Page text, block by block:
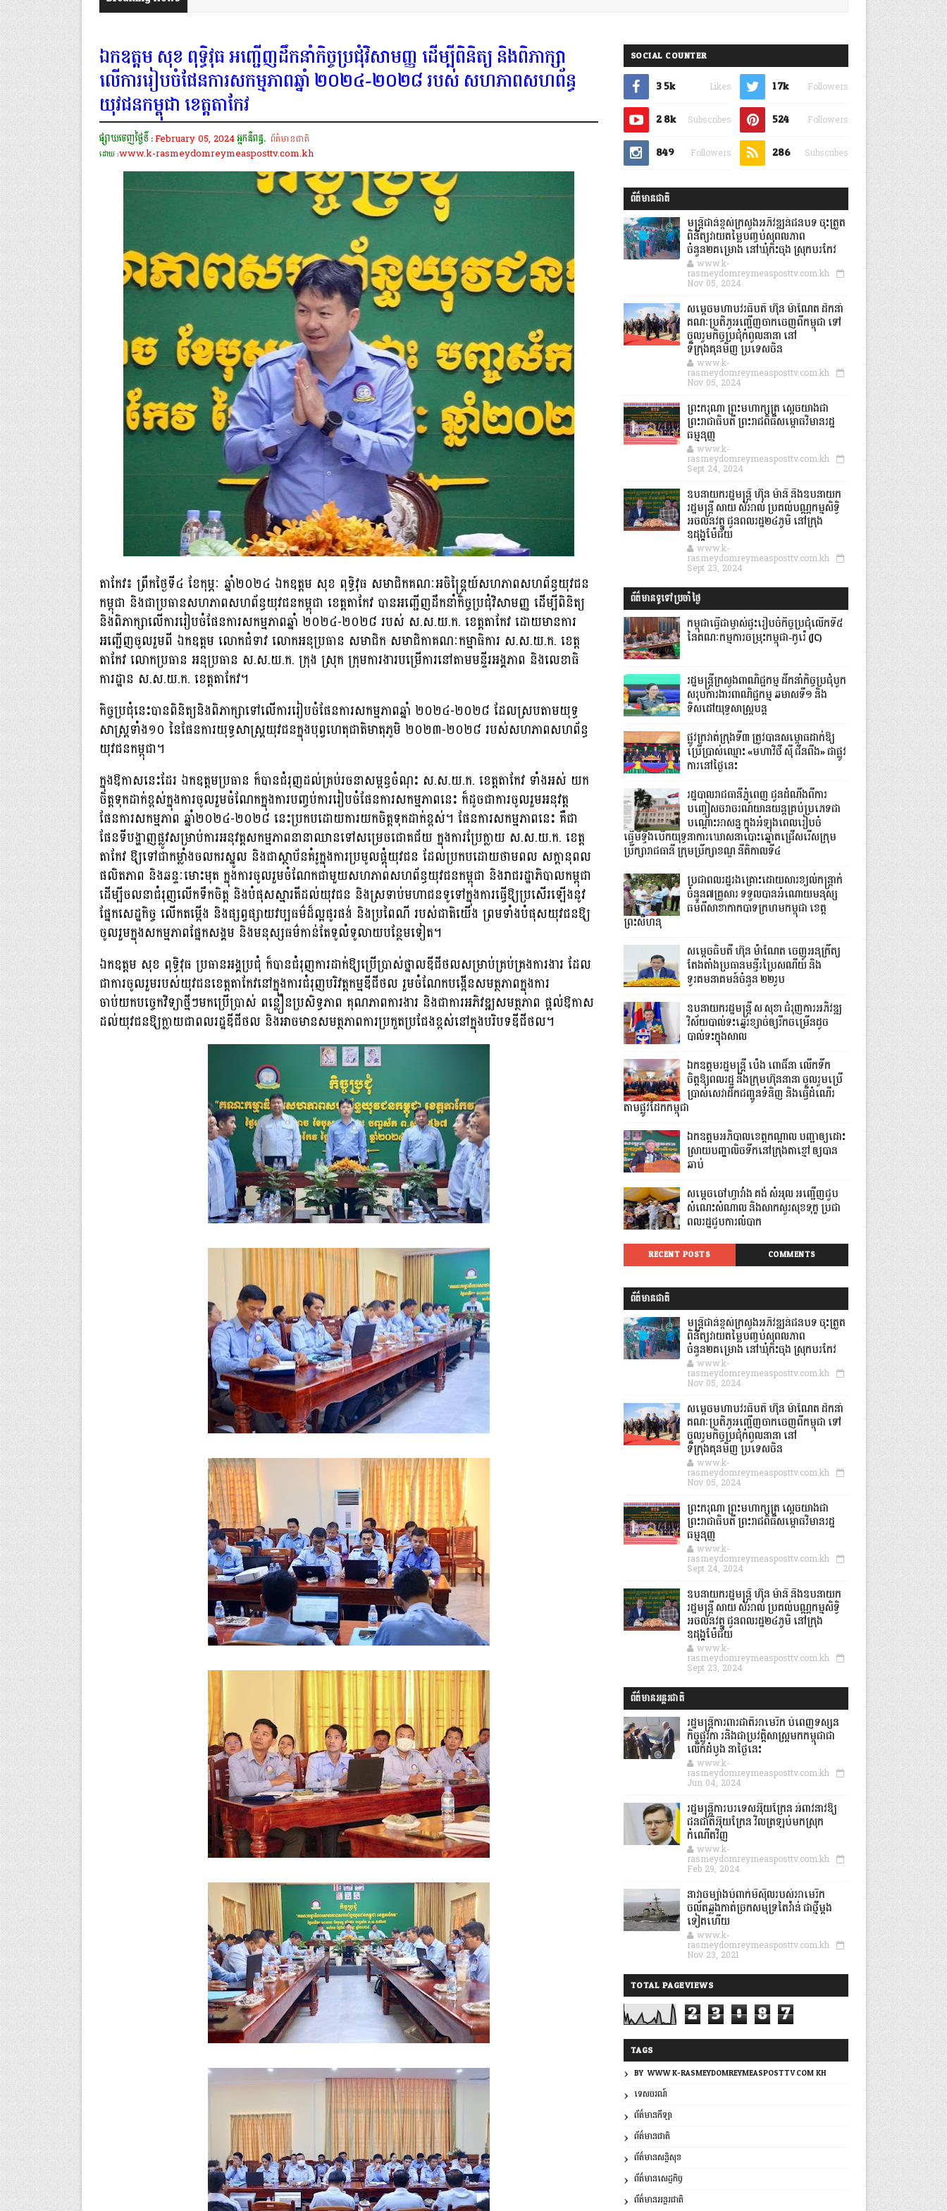
ឯកឧត្ដម សុខ ពុទ្ធិវុធ អញ្ជើញដឹកនាំកិច្ចប្រជុំវិសាមញ្ញ ដើម្បីពិនិត្យ និងពិភាក្សា
លើការរៀបចំផែនការសកម្មភាពឆ្នាំ ២០២៤-២០២៨ របស់ សហភាពសហព័ន្ធ
យុវជនកម្ពុជា ខេត្តតាកែវ
ផ្សាយចេញថ្ងៃទី :February 05, 2024អ្នកនិពន្ធ. ព័ត៌មានជាតិ
ដោយ :www.k-rasmeydomreymeasposttv.com.kh
តាកែវ៖ ព្រឹកថ្ងៃទី៤ ខែកុម្ភៈ ឆ្នាំ២០២៤ ឯកឧត្ដម សុខ ពុទ្ធិវុធ សមាជិកគណៈអចិន្រ្តៃយ៍សហភាពសហព័ន្ធយុវជន
កម្ពុជា និងជាប្រធានសហភាពសហព័ន្ធយុវជនកម្ពុជា ខេត្តតាកែវ បានអញ្ជើញដឹកនាំកិច្ចប្រជុំវិសាមញ្ញ ដើម្បីពិនិត្យ
និងពិភាក្សាលើការរៀបចំផែនការសកម្មភាពឆ្នាំ ២០២៤-២០២៨ របស់ ស.ស.យ.ក. ខេត្តតាកែវ ដោយមានការ
អញ្ជើញចូលរួមពី ឯកឧត្ដម លោកជំទាវ លោកអនុប្រធាន សមាជិក សមាជិកាគណៈកម្មាធិការ ស.ស.យ.ក. ខេត្ត
តាកែវ លោកប្រធាន អនុប្រធាន ស.ស.យ.ក. ក្រុង ស្រុក ក្រុមការងារបម្រើការនៅតាមមន្ទីរអង្គភាព និងលេខាធិ
ការដ្ឋាន ស.ស.យ.ក. ខេត្តតាកែវ។
កិច្ចប្រជុំនេះបានពិនិត្យនិងពិភាក្សាទៅលើការរៀបចំផែនការសកម្មភាពឆ្នាំ ២០២៤-២០២៨ ដែលស្របតាមយុទ្ធ
សាស្ត្រទាំង១០ នៃផែនការយុទ្ធសាស្ត្រយុវជនក្នុងបុព្វហេតុជាតិមាតុភូមិ ២០២៣-២០២៨ របស់សហភាពសហព័ន្ធ
យុវជនកម្ពុជា។
ក្នុងឱកាសនេះដែរ ឯកឧត្ដមប្រធាន ក៏បានជំរុញដល់គ្រប់រចនាសម្ពន្ធចំណុះ ស.ស.យ.ក. ខេត្តតាកែវ ទាំងអស់ យក
ចិត្តទុកដាក់ខ្ពស់ក្នុងការចូលរួមចំណែកក្នុងការបញ្ចប់ការរៀបចំផែនការសកម្មភាពនេះ ក៏ដូចជាការចូលរួមអនុវត្ត
ផែនការសកម្មភាព ឆ្នាំ២០២៤-២០២៨ នេះប្រកបដោយការយកចិត្តទុកដាក់ខ្ពស់។ ផែនការសកម្មភាពនេះ គឺជា
ផែនទីបង្ហាញផ្លូវសម្រាប់ការអនុវត្តសកម្មភាពនានាឈានទៅសម្រេចជោគជ័យ ក្នុងការប្រែក្លាយ ស.ស.យ.ក. ខេត្ត
តាកែវ ឱ្យទៅជាកម្លាំងចលករស្នូល និងជាស្ថាប័នគំរូក្នុងការប្រមូលផ្តុំយុវជន ដែលប្រកបដោយថាមពល សក្តានុពល
ផលិតភាព និងឆន្ទៈមោះមុត ក្នុងការចូលរួមចំណែកជាមួយសហភាពសហព័ន្ធយុវជនកម្ពុជា និងរាជរដ្ឋាភិបាលកម្ពុជា
ដើម្បីចលនាជំរុញលើកទឹកចិត្ត និងបំផុសស្មារតីដល់យុវជន និងស្រទាប់មហាជនទូទៅក្នុងការធ្វើឱ្យប្រសើរឡើងនូវ
ផ្នែកសេដ្ឋកិច្ច លើកតម្កើង និងផ្សព្វផ្សាយវប្បធម៌ដ៏ល្អផូរផង់ និងប្រពៃណី របស់ជាតិយើង ព្រមទាំងបំផុសយុវជនឱ្យ
ចូលរួមក្នុងសកម្មភាពផ្នែកសង្គម និងមនុស្សធម៌កាន់តែទូលំទូលាយបន្ថែមទៀត។
ឯកឧត្ដម សុខ ពុទ្ធិវុធ ប្រធានអង្គប្រជុំ ក៏បានជំរុញការដាក់ឱ្យប្រើប្រាស់ថ្នាលឌីជីថលសម្រាប់គ្រប់គ្រងការងារ ដែល
ជាការចូលរួមរបស់យុវជនខេត្តតាកែវនៅក្នុងការជំរុញបរិវត្តកម្មឌីជីថល រួមចំណែកបង្កើនសមត្ថភាពក្នុងការ
ចាប់យកបច្ចេកវិទ្យាថ្មីៗមកប្រើប្រាស់ ពន្លឿនប្រសិទ្ធភាព គុណភាពការងារ និងជាការអភិវឌ្ឍសមត្ថភាព ផ្ដល់ឱកាស
ដល់យុវជនឱ្យក្លាយជាពលរដ្ឋឌីជីថល និងអាចមានសមត្ថភាពការប្រកួតប្រជែងខ្ពស់នៅក្នុងបរិបទឌីជីថល។
SOCIAL COUNTER
3.5k Likes 1.7k Followers
2.8k Subscribes 524 Followers
849 Followers 286 Subscribes
ព័ត៌មានជាតិ
មន្ត្រីជាន់ខ្ពស់ក្រសួងអភិវឌ្ឍន៍ជនបទ ចុះត្រួត
ពិនិត្យវាយតម្លៃបញ្ចប់សុពលភាព
ចំនួន២គម្រោង នៅឃុំកិះចុង ស្រុកបរកែវ
www.k-
rasmeydomreymeasposttv.com.kh
Nov 05, 2024
សម្តេចមហាបវរធិបតី ហ៊ុន ម៉ាណែត ដឹកនាំ
គណៈប្រតិភូអញ្ជើញចាកចេញពីកម្ពុជា ទៅ
ចូលរួមកិច្ចប្រជុំកំពូលនានា នៅ
ទីក្រុងគុនមិញ ប្រទេសចិន
www.k-
rasmeydomreymeasposttv.com.kh
Nov 05, 2024
ព្រះករុណា ព្រះមហាក្សត្រ ស្តេចយាងជា
ព្រះរាជាធិបតី ព្រះរាជពិធីសម្ពោធវិមានរដ្ឋ
ធម្មនុញ្ញ
www.k-
rasmeydomreymeasposttv.com.kh
Sept 24, 2024
ឧបនាយករដ្ឋមន្ដ្រី ហ៊ុន ម៉ានី និងឧបនាយក
រដ្ឋមន្ដ្រី សាយ សំអាល់ ប្រគល់បណ្ណកម្មសិទ្ធិ
អចលនវត្ថុ ជូនពលរដ្ឋ២៤ភូមិ នៅក្រុង
ឧដុង្គម៉ែជ័យ
www.k-
rasmeydomreymeasposttv.com.kh
Sept 23, 2024
ព័ត៌មានទូទៅប្រចាំថ្ងៃ
កម្ពុជាធ្វើជាម្ចាស់ផ្ទះរៀបចំកិច្ចប្រជុំលើកទី៥
នៃគណៈកម្មការចម្រុះកម្ពុជា-កូរ៉េ (JC)
រដ្ឋមន្ត្រីក្រសួងពាណិជ្ជកម្ម ដឹកនាំកិច្ចប្រជុំបូក
សរុបការងារពាណិជ្ជកម្ម ឆមាសទី១ និង
ទិសដៅយុទ្ធសាស្រ្តបន្ត
ផ្លូវក្រវាត់ក្រុងទី៣ ត្រូវបានសម្ពោធដាក់ឱ្យ
ប្រើប្រាស់ឈ្មោះ «មហាវិថី ស៊ី ជីនពីង» ជាផ្លូវ
ការនៅថ្ងៃនេះ
រដ្ឋបាលរាជធានីភ្នំពេញ ជូនដំណឹងពីការ
បញ្ចៀសចរាចរណ៍យានយន្តគ្រប់ប្រភេទជា
បណ្តោះអាសន្ន ក្នុងអំឡុងពេលរៀបចំ
ធ្វើមីទ្ទីងបើកយុទ្ធនាការឃោសនាបោះឆ្នោតជ្រើសរើសក្រុម
ប្រឹក្សារាជធានី ក្រុមប្រឹក្សាខណ្ឌ នីតិកាលទី៤
ប្រជាពលរដ្ឋរងគ្រោះដោយសារខ្យល់កន្ត្រាក់
ចំនួន៧គ្រួសារ ទទួលបានអំណោយមនុស្ស
ធម៌ពីសាខាកាកបាទក្រហមកម្ពុជា ខេត្ត
ព្រះសីហនុ
សម្តេចធិបតី ហ៊ុន ម៉ាណែត ចេញអនុក្រឹត្យ
តែងតាំងប្រធានមន្ទីរប្រៃសណីយ៍ និង
ទូរគមនាគមន៍ចំនួន ២២រូប
ឧបនាយករដ្ឋមន្ដ្រី ស សុខា ជំរុញការអភិវឌ្ឍ
វិស័យបាល់ទះឆ្នេរខ្សាច់ឲ្យរីកចម្រើនដូច
បាល់ទះក្នុងសាល
ឯកឧត្តមរដ្ឋមន្ត្រី ប៉េង ពោធិ៍នា លើកទឹក
ចិត្តឱ្យពលរដ្ឋ និងក្រុមហ៊ុននានា ចូលរួមប្រើ
ប្រាស់សេវាដឹកជញ្ជូនទំនិញ និងធ្វើដំណើរ
តាមផ្លូវដែកកម្ពុជា
ឯកឧត្តមអភិបាលខេត្តកណ្ដាល បញ្ជាឲ្យដោះ
ស្រាយបញ្ហាលិចទឹកនៅក្រុងតាខ្មៅ ឲ្យបាន
ឆាប់
សម្តេចចៅហ្វាវាំង គង់ សំអុល អញ្ជើញជួប
សំណេះសំណាល និងសាកសួរសុខទុក្ខ ប្រជា
ពលរដ្ឋជួបការលំបាក
RECENT POSTS COMMENTS
ព័ត៌មានជាតិ
មន្ត្រីជាន់ខ្ពស់ក្រសួងអភិវឌ្ឍន៍ជនបទ ចុះត្រួត
ពិនិត្យវាយតម្លៃបញ្ចប់សុពលភាព
ចំនួន២គម្រោង នៅឃុំកិះចុង ស្រុកបរកែវ
www.k-
rasmeydomreymeasposttv.com.kh
Nov 05, 2024
សម្តេចមហាបវរធិបតី ហ៊ុន ម៉ាណែត ដឹកនាំ
គណៈប្រតិភូអញ្ជើញចាកចេញពីកម្ពុជា ទៅ
ចូលរួមកិច្ចប្រជុំកំពូលនានា នៅ
ទីក្រុងគុនមិញ ប្រទេសចិន
www.k-
rasmeydomreymeasposttv.com.kh
Nov 05, 2024
ព្រះករុណា ព្រះមហាក្សត្រ ស្តេចយាងជា
ព្រះរាជាធិបតី ព្រះរាជពិធីសម្ពោធវិមានរដ្ឋ
ធម្មនុញ្ញ
www.k-
rasmeydomreymeasposttv.com.kh
Sept 24, 2024
ឧបនាយករដ្ឋមន្ដ្រី ហ៊ុន ម៉ានី និងឧបនាយក
រដ្ឋមន្ដ្រី សាយ សំអាល់ ប្រគល់បណ្ណកម្មសិទ្ធិ
អចលនវត្ថុ ជូនពលរដ្ឋ២៤ភូមិ នៅក្រុង
ឧដុង្គម៉ែជ័យ
www.k-
rasmeydomreymeasposttv.com.kh
Sept 23, 2024
ព័ត៌មានអន្តរជាតិ
រដ្ឋមន្រ្តីការពារជាតិអាមេរិក បំពេញទស្សន
កិច្ចផ្លូវកា រនិងជាប្រវត្តិសាស្រ្តមកកម្ពុជាជា
លើកដំបូង នាថ្ងៃនេះ
www.k-
rasmeydomreymeasposttv.com.kh
Jun 04, 2024
រដ្ឋមន្ត្រីការបរទេសអ៊ុយក្រែន អំពាវនាវឱ្យ
ជនជាតិអ៊ុយក្រែន វិលត្រឡប់មកស្រុក
កំណើតវិញ
www.k-
rasmeydomreymeasposttv.com.kh
Feb 29, 2024
នាវាចម្បាំងបំពាក់មីស៊ីលរបស់អាមេរិក
ចល័តឆ្លងកាត់ច្រកសមុទ្រតៃវ៉ាន់ ជាថ្មីម្តង
ទៀតហើយ
www.k-
rasmeydomreymeasposttv.com.kh
Nov 23, 2021
TOTAL PAGEVIEWS
2 3 0 8 7
TAGS
BY: WWW.K-RASMEYDOMREYMEASPOSTTV.COM.KH
ទេសចរណ៍
ព័ត៌មានកីឡា
ព័ត៌មានជាតិ
ព័ត៌មានសន្តិសុខ
ព័ត៌មានសេដ្ឋកិច្ច
ព័ត៌មានអន្តរជាតិ